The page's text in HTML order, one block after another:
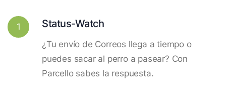
1 Status-Watch
¿Tu envío de Correos llega a tiempo o
puedes sacar al perro a pasear? Con
Parcello sabes la respuesta.